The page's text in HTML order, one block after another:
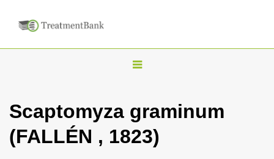
T
g
l
Scaptomyza graminum
(FALLÉN , 1823)